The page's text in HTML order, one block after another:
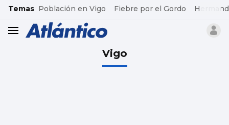
common.go-to-content
Temas Población en Vigo Fiebre por el Gordo
header.menu.open
Vigo